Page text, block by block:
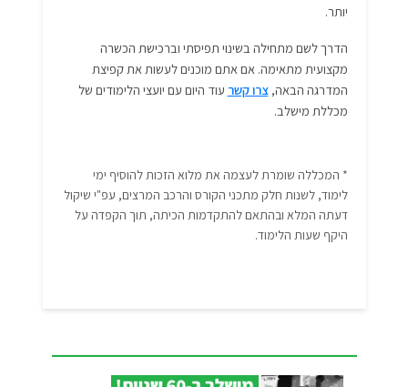
יותר.
הדרך לשם מתחילה בשינוי תפיסתי וברכישת הכשרה
מקצועית מתאימה. אם אתם מוכנים לעשות את קפיצת
המדרגה הבאה,צרו קשר עוד היום עם יועצי הלימודים של
מכללת מישלב.
* המכללה שומרת לעצמה את מלוא הזכות להוסיף ימי
לימוד, לשנות חלק מתכני הקורס והרכב המרצים, עפ"י שיקול
דעתה המלא ובהתאם להתקדמות הכיתה, תוך הקפדה על
היקף שעות הלימוד.